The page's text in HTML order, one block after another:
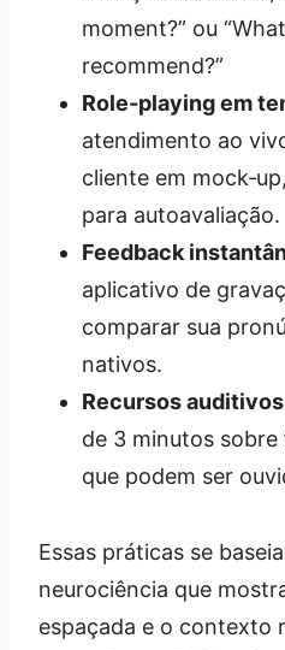
moment?” ou
recommend?”
Role‑playing em
atendimento ao
cliente em
para autoavaliação.
Feedback
aplicativo de
comparar sua
nativos.
Recursos
de 3 minutos
que podem ser
Essas práticas se
neurociência que
espaçada e o contexto